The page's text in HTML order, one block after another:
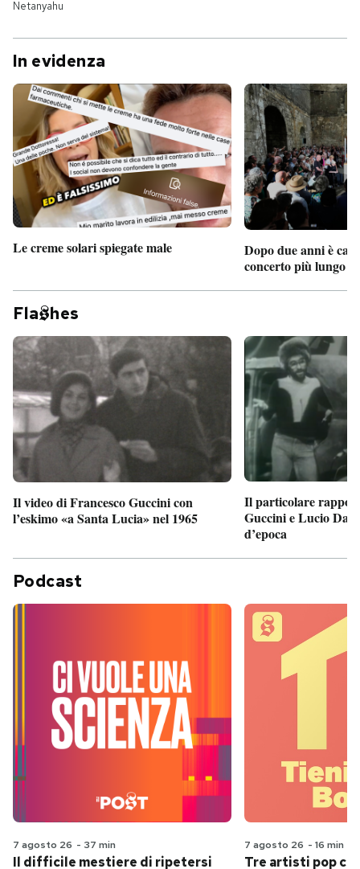
Netanyahu
In evidenza
Le creme solari spiegate male
Dopo due anni è
concerto più lungo
Fla hes
Il video di Francesco Guccini con
l’eskimo «a Santa Lucia» nel 1965
Il particolare
Guccini e Lucio
d’epoca
Podcast
7 agosto 26 - 37 min
Il difficile mestiere di ripetersi
7 agosto 26 - 16 min
Tre artisti pop